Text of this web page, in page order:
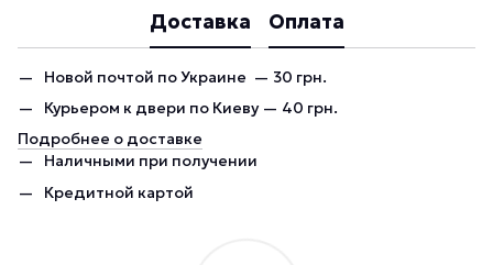
Доставка Оплата
Новой почтой по Украине — 30 грн.
Курьером к двери по Киеву — 40 грн.
Подробнее о доставке
Наличными при получении
Кредитной картой